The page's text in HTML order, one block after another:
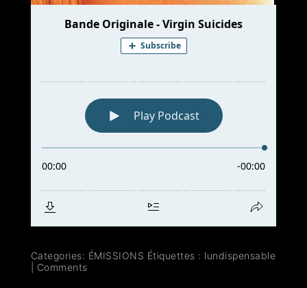
Categories: ÉMISSIONS Étiquettes : lundispensable
Comments